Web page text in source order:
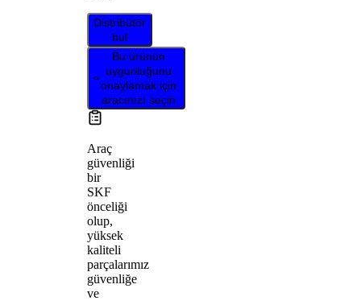
Distribütör
bul
Bu ürünün
uygunluğunu
onaylamak için
aracınızı seçin
Araç
güvenliği
bir
SKF
önceliği
olup,
yüksek
kaliteli
parçalarımız
güvenliğe
ve